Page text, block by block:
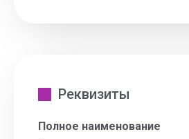
Реквизиты
Полное наименование